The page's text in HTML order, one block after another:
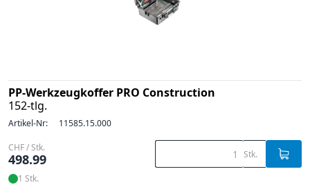
PP-Werkzeugkoffer PRO Construction
152-tlg.
Artikel-Nr: 11585.15.000
CHF / Stk.
498.99 Stk.
1 Stk.